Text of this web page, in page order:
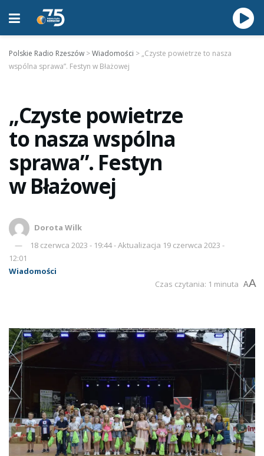
Polskie Radio Rzeszów >Wiadomości > „Czyste powietrze to nasza
wspólna sprawa”. Festyn w Błażowej
„Czyste powietrze
to nasza wspólna
sprawa”. Festyn
w Błażowej
Dorota Wilk
18 czerwca 2023 - 19:44 - Aktualizacja 19 czerwca 2023 -
12:01
Wiadomości
Czas czytania: 1 minuta AA